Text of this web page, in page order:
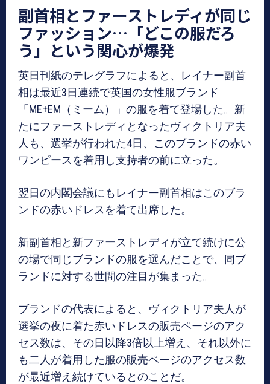
副首相とファーストレディが同じ
ファッション…「どこの服だろ
う」という関心が爆発
英日刊紙のテレグラフによると、レイナー副首
相は最近3日連続で英国の女性服ブランド
「ME+EM（ミーム）」の服を着て登場した。新
たにファーストレディとなったヴィクトリア夫
人も、選挙が行われた4日、このブランドの赤い
ワンピースを着用し支持者の前に立った。
翌日の内閣会議にもレイナー副首相はこのブラ
ンドの赤いドレスを着て出席した。
新副首相と新ファーストレディが立て続けに公
の場で同じブランドの服を選んだことで、同ブ
ランドに対する世間の注目が集まった。
ブランドの代表によると、ヴィクトリア夫人が
選挙の夜に着た赤いドレスの販売ページのアク
セス数は、その日以降3倍以上増え、それ以外に
も二人が着用した服の販売ページのアクセス数
が最近増え続けているとのことだ。